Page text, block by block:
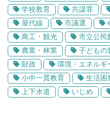
学校教育
共謀罪
屋代線
市議選
商工・観光
市立公民
農業・林業
子どもの
財政
環境・エネルギ
小中一貫教育
生活困
上下水道
いじめ